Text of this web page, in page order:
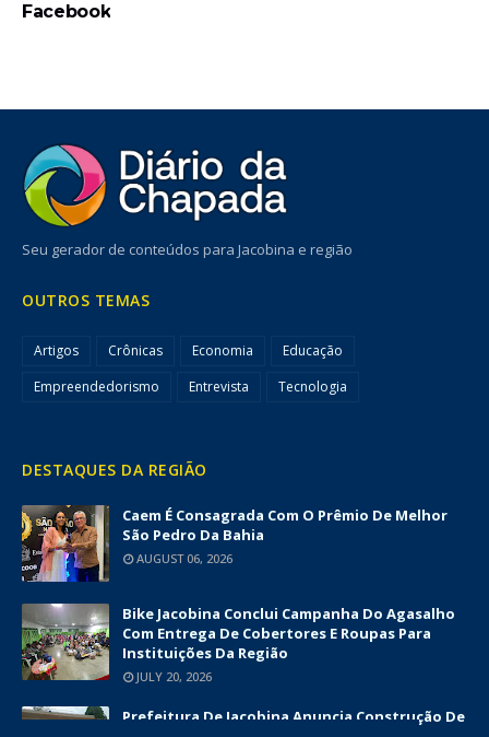
Facebook
Seu gerador de conteúdos para Jacobina e região
OUTROS TEMAS
Artigos Crônicas Economia
Educação
Empreendedorismo
Entrevista Tecnologia
DESTAQUES DA REGIÃO
Caem É Consagrada Com O Prêmio De Melhor
São Pedro Da Bahia
AUGUST 06, 2026
Bike Jacobina Conclui Campanha Do Agasalho
Com Entrega De Cobertores E Roupas Para
Instituições Da Região
JULY 20, 2026
Prefeitura De Jacobina Anuncia Construção De